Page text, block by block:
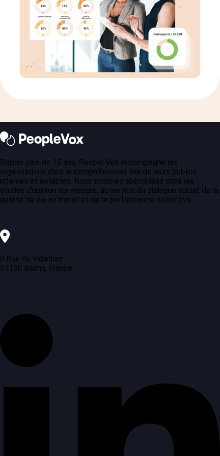
Depuis plus de 15 ans, People Vox accompagne les
organisations dans la compréhension fine de leurs publics
internes et externes. Nous sommes spécialisés dans les
études d’opinion sur-mesure, au service du dialogue social, de la
qualité de vie au travail et de la performance collective.
8 Rue de Vidailhan
31130 Balma, France